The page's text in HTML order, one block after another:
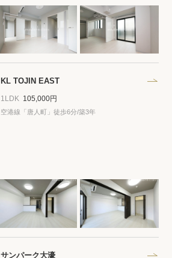
KL TOJIN EAST
1LDK 105,000円
空港線「唐人町」徒歩6分/築3年
サンパーク大濠